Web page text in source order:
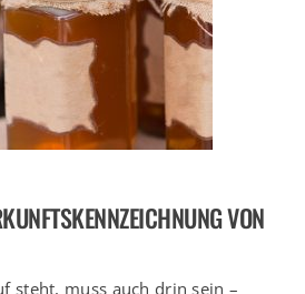
VON
steht, muss auch drin sein –